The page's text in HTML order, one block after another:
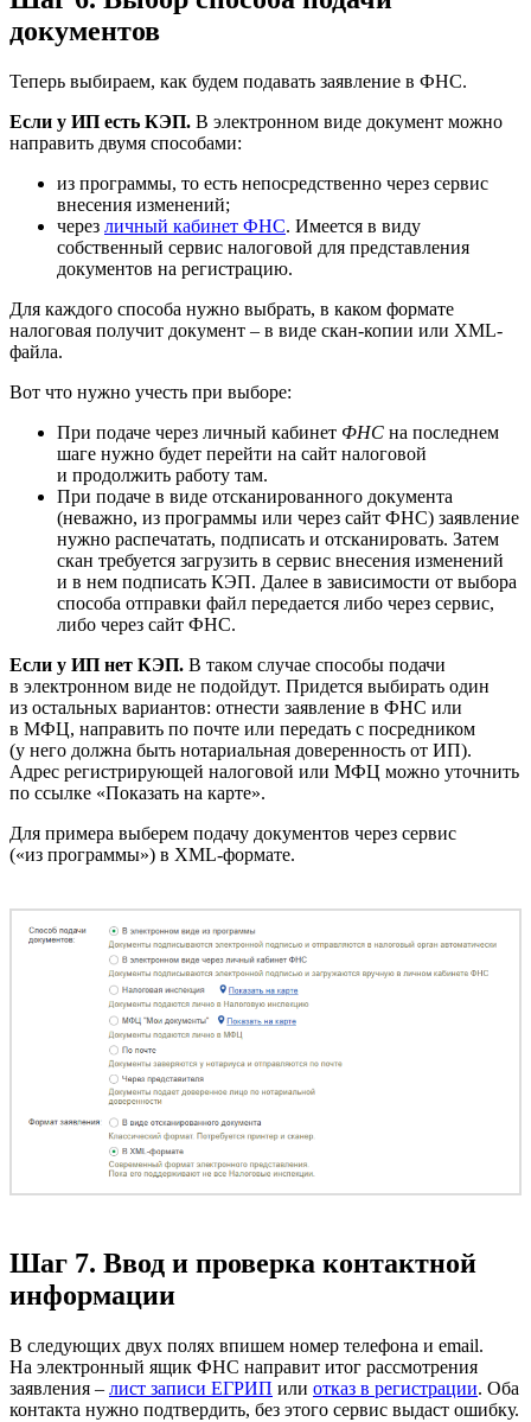
документов
Теперь выбираем, как будем подавать заявление в ФНС.
Если у ИП есть КЭП. В электронном виде документ можно
направить двумя способами:
из программы, то есть непосредственно через сервис
внесения изменений;
через личный кабинет ФНС. Имеется в виду
собственный сервис налоговой для представления
документов на регистрацию.
Для каждого способа нужно выбрать, в каком формате
налоговая получит документ – в виде скан-копии или XML-
файла.
Вот что нужно учесть при выборе:
При подаче через личный кабинет ФНС на последнем
шаге нужно будет перейти на сайт налоговой
и продолжить работу там.
При подаче в виде отсканированного документа
(неважно, из программы или через сайт ФНС) заявление
нужно распечатать, подписать и отсканировать. Затем
скан требуется загрузить в сервис внесения изменений
и в нем подписать КЭП. Далее в зависимости от выбора
способа отправки файл передается либо через сервис,
либо через сайт ФНС.
Если у ИП нет КЭП. В таком случае способы подачи
в электронном виде не подойдут. Придется выбирать один
из остальных вариантов: отнести заявление в ФНС или
в МФЦ, направить по почте или передать с посредником
(у него должна быть нотариальная доверенность от ИП).
Адрес регистрирующей налоговой или МФЦ можно уточнить
по ссылке «Показать на карте».
Для примера выберем подачу документов через сервис
(«из программы») в XML-формате.
Шаг 7. Ввод и проверка контактной
информации
В следующих двух полях впишем номер телефона и email.
На электронный ящик ФНС направит итог рассмотрения
заявления – лист записи ЕГРИП или отказ в регистрации. Оба
контакта нужно подтвердить, без этого сервис выдаст ошибку.